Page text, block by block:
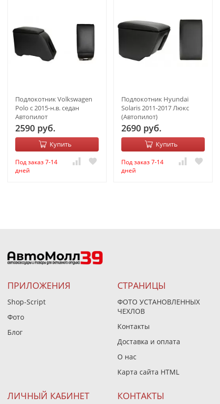
Подлокотник Volkswagen
Polo с 2015-н.в. седан
Автопилот
2590 руб.
Купить
Под заказ 7-14
дней
Подлокотник Hyundai
Solaris 2011-2017 Люкс
(Автопилот)
2690 руб.
Купить
Под заказ 7-14
дней
ПРИЛОЖЕНИЯ
Shop-Script
Фото
Блог
СТРАНИЦЫ
ФОТО УСТАНОВЛЕННЫХ
ЧЕХЛОВ
Контакты
Доставка и оплата
О нас
Карта сайта HTML
ЛИЧНЫЙ КАБИНЕТ КОНТАКТЫ